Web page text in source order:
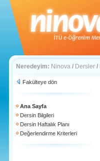
Neredeyim: Ninova / Dersler /
Fakülteye dön
Ana Sayfa
Dersin Bilgileri
Dersin Haftalık Planı
Değerlendirme Kriterleri